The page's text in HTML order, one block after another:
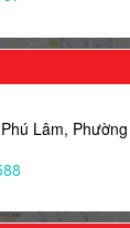
Lâm,